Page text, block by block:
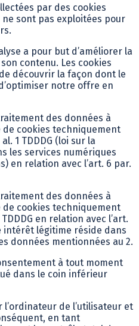
par des cookies
sont pas exploitées pour
a pour but d’améliorer la
contenu. Les cookies
découvrir la façon dont le
notre offre en
des données à
cookies techniquement
1 TDDDG (loi sur la
les services numériques
en relation avec l’art. 6 par.
des données à
cookies techniquement
en relation avec l’art.
intérêt légitime réside dans
données mentionnées au 2.
à tout moment
dans le coin inférieur
l’ordinateur de l’utilisateur et
en tant